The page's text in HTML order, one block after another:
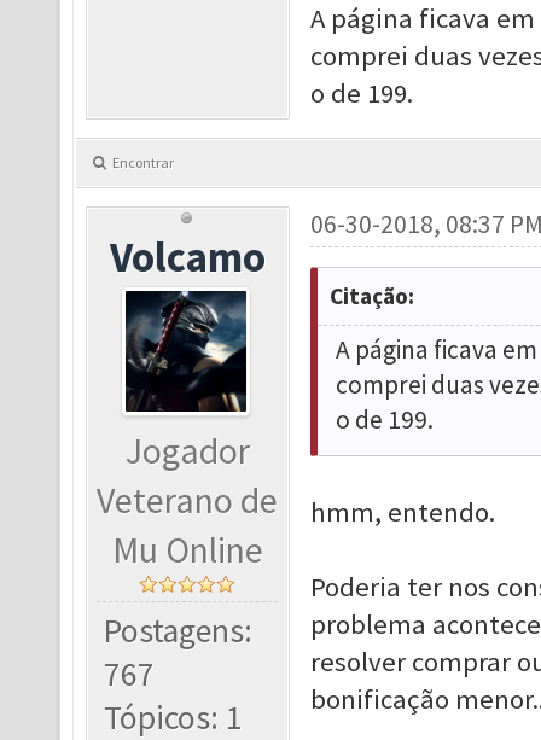
A página ficava
comprei duas
o de 199.
Encontrar
Volcamo
Jogador
Veterano de
Mu Online
Postagens:
767
Tópicos: 1
06-30-2018, 08:37
Citação:
A página ficava
comprei duas
o de 199.
hmm, entendo.
Poderia ter nos
problema
resolver comprar
bonificação